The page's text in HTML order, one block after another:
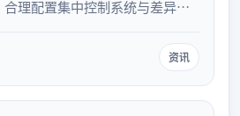
理配置集中控制系统与差异化
。
资讯